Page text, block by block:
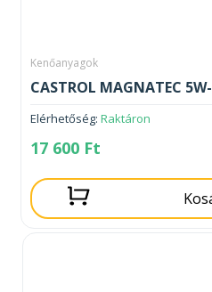
Kenőanyagok
CASTROL MAGNATEC
Elérhetőség: Raktáron
17 600 Ft